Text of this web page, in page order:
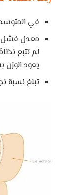
في المتوسط ​​، يتم
معدل فشل
لم تتبع
يعود الوزن
تبلغ نسبة